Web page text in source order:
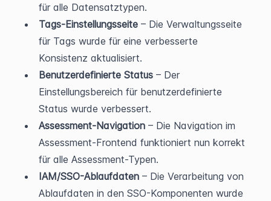
für alle Datensatztypen.
Tags-Einstellungsseite – Die Verwaltungsseite
für Tags wurde für eine verbesserte
Konsistenz aktualisiert.
Benutzerdefinierte Status – Der
Einstellungsbereich für benutzerdefinierte
Status wurde verbessert.
Assessment-Navigation – Die Navigation im
Assessment-Frontend funktioniert nun korrekt
für alle Assessment-Typen.
IAM/SSO-Ablaufdaten – Die Verarbeitung von
Ablaufdaten in den SSO-Komponenten wurde